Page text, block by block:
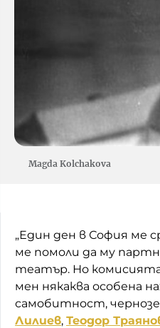
Magda Kolchakova
„Един ден в София ме
ме помоли да му
театър. Но
мен някаква особена
самобитност,
Лилиев, Теодор